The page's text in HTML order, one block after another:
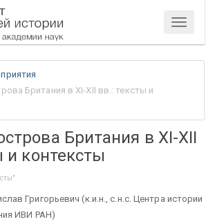
Меню
Британия в XI-XII вв.: тексты и
Британия в XI-XII
и контексты
Григорьевич (к.и.н., с.н.с. Центра истории
ИВИ РАН)